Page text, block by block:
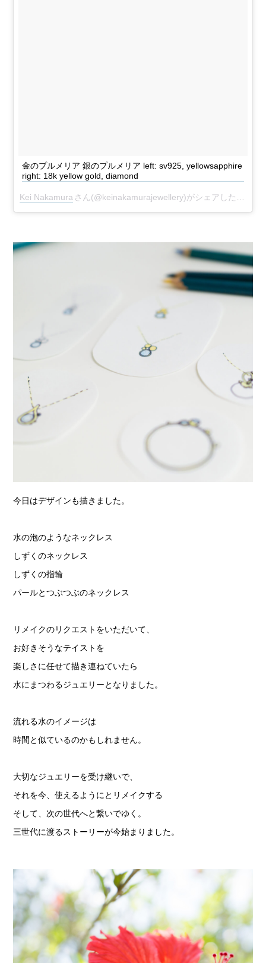
金のプルメリア 銀のプルメリア left: sv925, yellowsapphire
right: 18k yellow gold, diamond
Kei Nakamura さん(@keinakamurajewellery)がシェアした投稿 –
今日はデザインも描きました。
水の泡のようなネックレス
しずくのネックレス
しずくの指輪
パールとつぶつぶのネックレス
リメイクのリクエストをいただいて、
お好きそうなテイストを
楽しさに任せて描き連ねていたら
水にまつわるジュエリーとなりました。
流れる水のイメージは
時間と似ているのかもしれません。
大切なジュエリーを受け継いで、
それを今、使えるようにとリメイクする
そして、次の世代へと繋いでゆく。
三世代に渡るストーリーが今始まりました。